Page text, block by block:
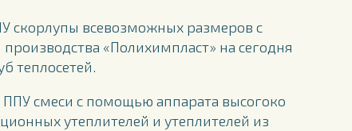
скорлупы всевозможных размеров с
«Полихимпласт» на сегодня
теплосетей.
смеси с помощью аппарата высогоко
утеплителей и утеплителей из